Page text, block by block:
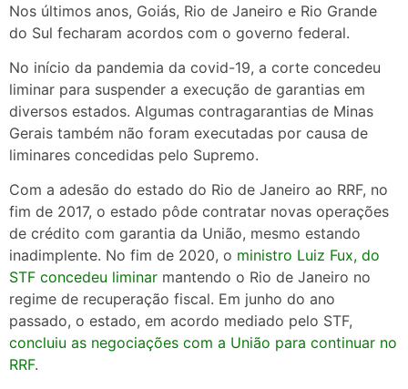
Nos últimos anos, Goiás, Rio de Janeiro e Rio Grande
do Sul fecharam acordos com o governo federal.
No início da pandemia da covid-19, a corte concedeu
liminar para suspender a execução de garantias em
diversos estados. Algumas contragarantias de Minas
Gerais também não foram executadas por causa de
liminares concedidas pelo Supremo.
Com a adesão do estado do Rio de Janeiro ao RRF, no
fim de 2017, o estado pôde contratar novas operações
de crédito com garantia da União, mesmo estando
inadimplente. No fim de 2020, o ministro Luiz Fux, do
STF concedeu liminar mantendo o Rio de Janeiro no
regime de recuperação fiscal. Em junho do ano
passado, o estado, em acordo mediado pelo STF,
concluiu as negociações com a União para continuar no
RRF.